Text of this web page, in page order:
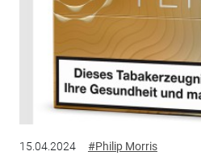
15.04.2024 #Philip Morris